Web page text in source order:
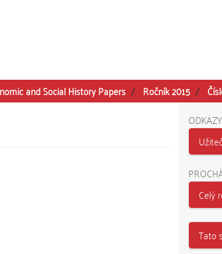
and Social History Papers Ročník 2015
ODKAZY
Celý
Tato